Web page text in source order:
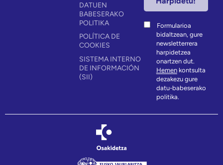
DATUEN
BABESERAKO
POLITIKA
POLÍTICA DE
COOKIES
SISTEMA INTERNO
DE INFORMACIÓN
(SII)
Formularioa
bidaltzean, gure
newsletterrera
harpidetzea
onartzen dut.
Hemenkontsulta
dezakezu gure
datu-babeserako
politika.